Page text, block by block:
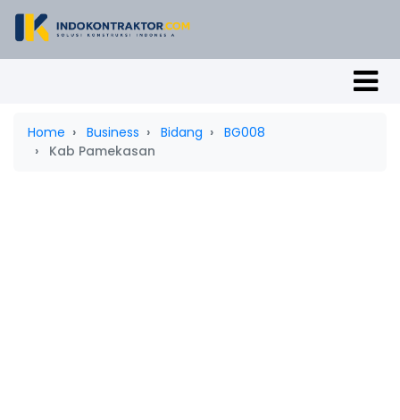
Home Business Bidang
BG008
Kab Pamekasan